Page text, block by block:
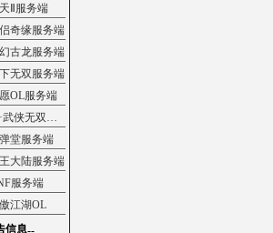
Ⅱ服务端
奇缘服务端
古龙服务端
无双服务端
OL服务端
真·武侠无双服务端
堂服务端
大陆服务端
服务端
江湖OL